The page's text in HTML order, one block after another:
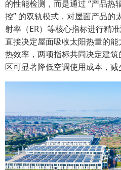
的性能检测，而是通过 “产品热
控” 的双轨模式，对屋面产品的
射率（ER）等核心指标进行精
直接决定屋面吸收太阳热量的
热效率，两项指标共同决定建
区可显著降低空调使用成本，减